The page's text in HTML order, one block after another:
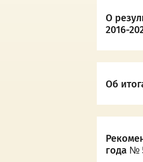
О
2016-
Об
года №